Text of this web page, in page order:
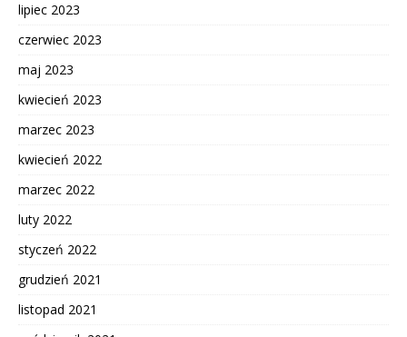
lipiec 2023
czerwiec 2023
maj 2023
kwiecień 2023
marzec 2023
kwiecień 2022
marzec 2022
luty 2022
styczeń 2022
grudzień 2021
listopad 2021